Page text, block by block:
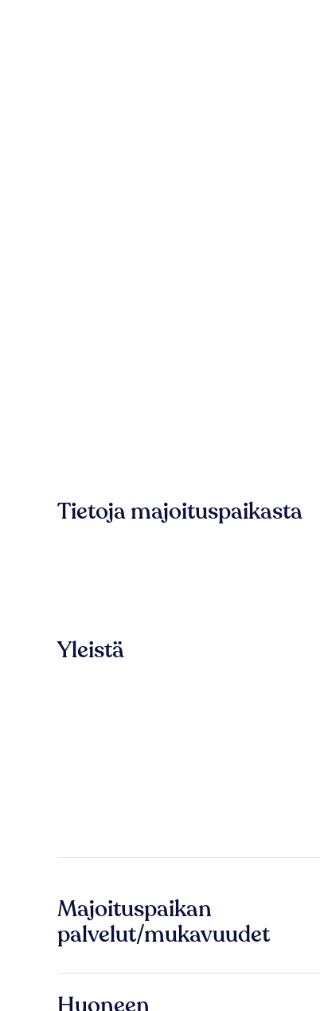
Tietoja majoituspaikasta
Yleistä
Majoituspaikan
palvelut/mukavuudet